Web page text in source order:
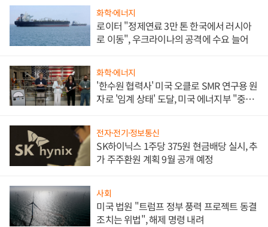
화학·에너지
로이터 "정제연료 3만 톤 한국에서 러시아
로 이동", 우크라이나의 공격에 수요 늘어
화학·에너지
'한수원 협력사' 미국 오클로 SMR 연구용 원
자로 '임계 상태' 도달, 미국 에너지부 "중요
전자·전기·정보통신
SK하이닉스 1주당 375원 현금배당 실시, 추
가 주주환원 계획 9월 공개 예정
사회
미국 법원 "트럼프 정부 풍력 프로젝트 동결
조치는 위법", 해제 명령 내려